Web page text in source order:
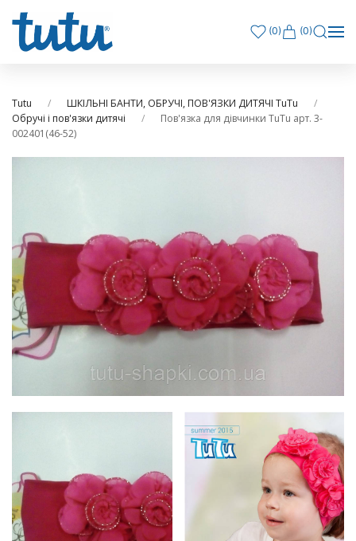
(0) (0)
Tutu
ШКІЛЬНІ БАНТИ, ОБРУЧІ, ПОВ'ЯЗКИ ДИТЯЧІ TuTu
Обручі і пов'язки дитячі
Пов'язка для дівчинки TuTu арт. 3-
002401(46-52)